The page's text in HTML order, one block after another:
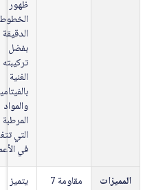
الخطوط
الدقيقة
تركيبته
بالفيتامينات
والمواد
المرطبة
التي تتغلغل
في الأعماق.
مقاومة 7